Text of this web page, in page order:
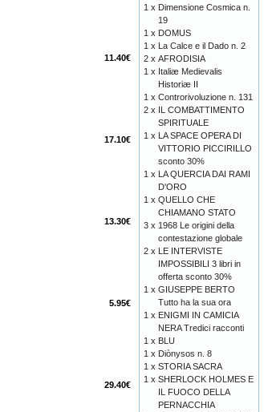
11.40€
17.10€
13.30€
5.95€
29.40€
1 x Dimensione Cosmica n.
19
1 x DOMUS
1 x La Calce e il Dado n. 2
2 x AFRODISIA
1 x Italiæ Medievalis
Historiæ II
1 x Controrivoluzione n. 131
2 x IL COMBATTIMENTO
SPIRITUALE
1 x LA SPACE OPERA DI
VITTORIO PICCIRILLO
sconto 30%
1 x LA QUERCIA DAI RAMI
D'ORO
1 x QUELLO CHE
CHIAMANO STATO
3 x 1968 Le origini della
contestazione globale
2 x LE INTERVISTE
IMPOSSIBILI 3 libri in
offerta sconto 30%
1 x GIUSEPPE BERTO
Tutto ha la sua ora
1 x ENIGMI IN CAMICIA
NERA Tredici racconti
1 x BLU
1 x Diònysos n. 8
1 x STORIA SACRA
1 x SHERLOCK HOLMES E
IL FUOCO DELLA
PERNACCHIA